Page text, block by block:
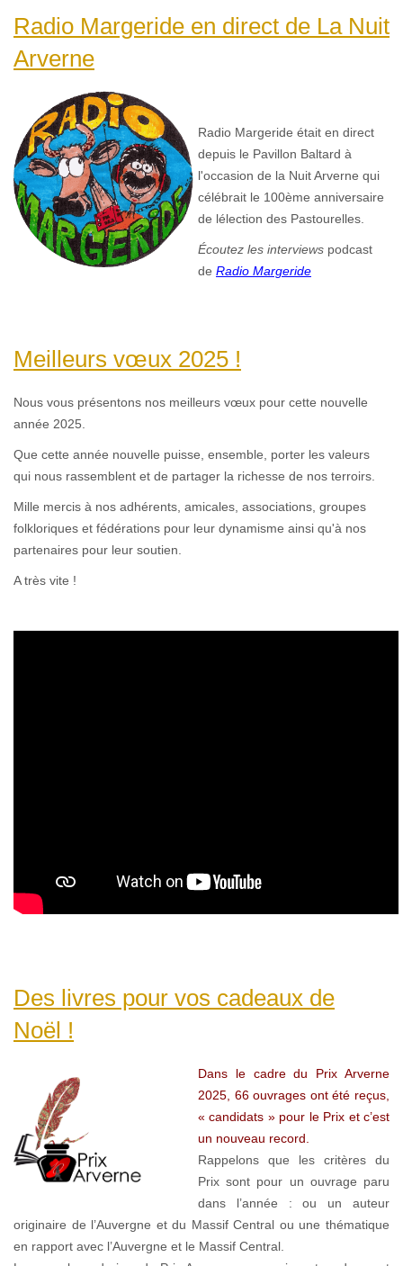
Radio Margeride en direct de La Nuit
Arverne
Radio Margeride était en direct
depuis le Pavillon Baltard à
l'occasion de la Nuit Arverne qui
célébrait le 100ème anniversaire
de lélection des Pastourelles.
Écoutez les interviews podcast
de Radio Margeride
Meilleurs vœux 2025 !
Nous vous présentons nos meilleurs vœux pour cette nouvelle
année 2025.
Que cette année nouvelle puisse, ensemble, porter les valeurs
qui nous rassemblent et de partager la richesse de nos terroirs.
Mille mercis à nos adhérents, amicales, associations, groupes
folkloriques et fédérations pour leur dynamisme ainsi qu'à nos
partenaires pour leur soutien.
A très vite !
Des livres pour vos cadeaux de
Noël !
Dans le cadre du Prix Arverne
2025, 66 ouvrages ont été reçus,
« candidats » pour le Prix et c’est
un nouveau record.
Rappelons que les critères du
Prix sont pour un ouvrage paru
dans l’année : ou un auteur
originaire de l’Auvergne et du Massif Central ou une thématique
en rapport avec l’Auvergne et le Massif Central.